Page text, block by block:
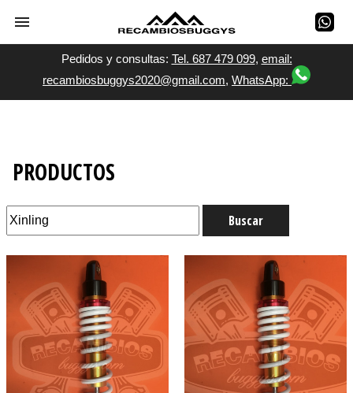
Pedidos y consultas: Tel. 687 479 099, email:
recambiosbuggys2020@gmail.com, WhatsApp:
PRODUCTOS